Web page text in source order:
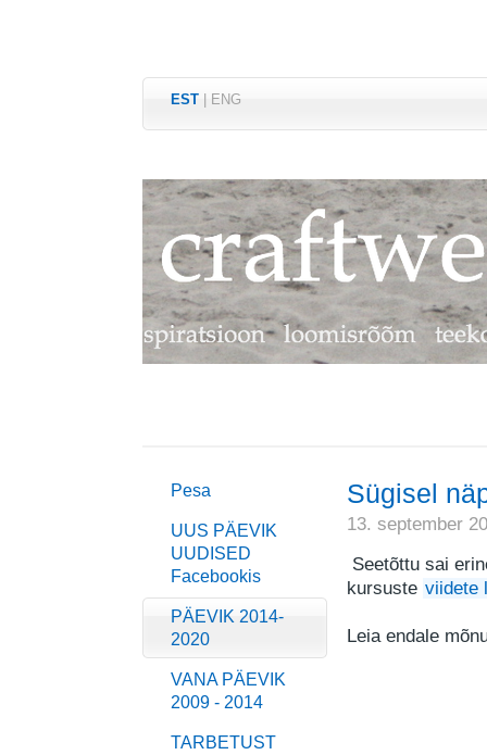
EST ENG
Pesa
UUS PÄEVIK
UUDISED
Facebookis
PÄEVIK 2014-
2020
VANA PÄEVIK
2009 - 2014
TARBETUST
Sügisel
13. september
Seetõttu sai
kursuste viidete
Leia endale